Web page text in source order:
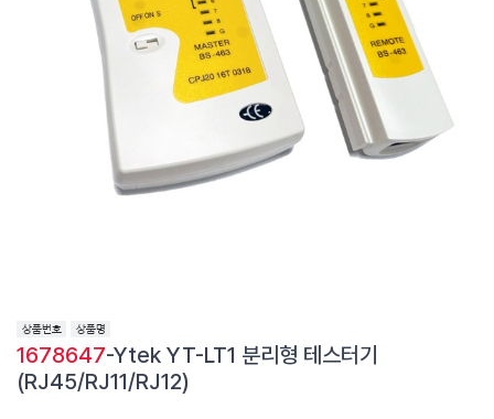
1678647-Ytek YT-LT1 분리형 테스터기
(RJ45/RJ11/RJ12)